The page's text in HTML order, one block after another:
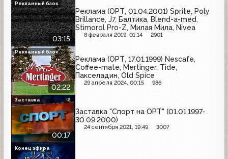
03:15
Реклама (ОРТ, 01.04.2001) Sprite, Poly
Brillance, J7, Балтика, Blend-a-med,
Stimorol Pro-Z, Милая Мила, Nivea
8 февраля 2019, 01:14 2901
Рекламный блок
02:22
Реклама (ОРТ, 17.01.1999) Nescafe,
Coffee-mate, Mertinger, Tide,
Пакселадин, Old Spice
29 апреля 2024, 00:15 986
Рекламный блок
00:17
Заставка "Спорт на ОРТ" (01.01.1997-
30.09.2000)
24 сентября 2021, 19:49 3007
Заставка
Конец эфира